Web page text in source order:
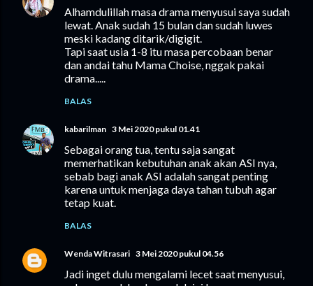
Alhamdulillah masa drama menyusui saya sudah
lewat. Anak sudah 15 bulan dan sudah luwes
meski kadang ditarik/digigit.
Tapi saat usia 1-8 itu masa percobaan benar
dan andai tahu Mama Choise, nggak pakai
drama.....
BALAS
kabarilman 3 Mei 2020 pukul 01.41
Sebagai orang tua, tentu saja sangat
memerhatikan kebutuhan anak akan ASI nya,
sebab bagi anak ASI adalah sangat penting
karena untuk menjaga daya tahan tubuh agar
tetap kuat.
BALAS
Wenda Witrasari 3 Mei 2020 pukul 04.56
Jadi inget dulu mengalami lecet saat menyusui,